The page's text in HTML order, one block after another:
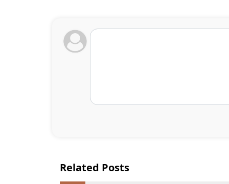
Related Posts